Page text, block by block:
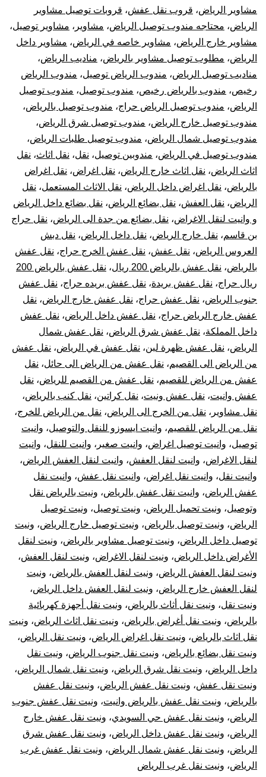
مشاوير الرياض، قروب نقل عفش، قروبات توصيل مشاوير
الرياض، محتاجه مندوب توصيل الرياض، مشاوير ، مشاوير توصيل،
مشاوير خارج الرياض، مشاوير خاصه في الرياض، مشاوير داخل
الرياض، مطلوب توصيل مشاوير بالرياض، مناديب الرياض،
مناديب توصيل الرياض، مندوب الرياض توصيل، مندوب الرياض
رخيص، مندوب بالرياض رخيص، مندوب توصيل، مندوب توصيل
الرياض، مندوب توصيل الرياض حراج، مندوب توصيل بالرياض،
مندوب توصيل خارج الرياض، مندوب توصيل شرق الرياض،
مندوب توصيل شمال الرياض، مندوب توصيل طلبات الرياض،
مندوب توصيل في الرياض، مندوبين توصيل، نقل، نقل اثاث، نقل
اثاث الرياض، نقل اثاث خارج الرياض، نقل اغراض، نقل اغراض
بالرياض، نقل اغراض داخل الرياض، نقل الاثاث المستعمل، نقل
الرياض، نقل العفش، نقل بضائع الرياض، نقل بضائع داخل الرياض
و وانيت لنقل الاغراض، نقل بضائع من جدة الى الرياض، نقل حراج
بن قاسم، نقل خارج الرياض، نقل داخل الرياض، نقل دبش
العروس الرياض، نقل عفش، نقل عفش الخرج حراج، نقل عفش
بالرياض، نقل عفش بالرياض 200 ريال ،
نقل عفش بالرياض 200
ريال حراج، نقل عفش بريدة، نقل عفش بريده حراج، نقل عفش
جنوب الرياض، نقل عفش حراج، نقل عفش خارج الرياض، نقل
عفش خارج الرياض حراج، نقل عفش داخل الرياض، نقل عفش
داخل المملكة، نقل عفش شرق الرياض، نقل عفش شمال
الرياض، نقل عفش ظهرة لبن، نقل عفش في الرياض، نقل عفش
من الرياض الى القصيم، نقل عفش من الرياض الى حائل، نقل
عفش من الرياض للقصيم، نقل عفش من القصيم للرياض، نقل
عفش وانيت، نقل عفش ونيت، نقل كراتين، نقل كنب بالرياض،
نقل مشاوير ، نقل من الخرج الى الرياض، نقل من الرياض للخرج،
نقل من الرياض للقصيم، وانيت ايسوزو للنقل والتوصيل، وانيت
توصيل، وانيت توصيل اغراض، وانيت صغير ، وانيت للنقل، وانيت
لنقل الاغراض، وانيت لنقل العفش، وانيت لنقل العفش الرياض،
وانيت نقل، وانيت نقل اغراض، وانيت نقل عفش، وانيت نقل
عفش الرياض، وانيت نقل عفش بالرياض، ونيت بالرياض نقل
وتوصيل، ونيت تحميل الرياض، ونيت توصيل، ونيت توصيل
الرياض، ونيت توصيل بالرياض، ونيت توصيل خارج الرياض، ونيت
توصيل داخل الرياض، ونيت توصيل مشاوير بالرياض، ونيت لنقل
الأغراض داخل الرياض، ونيت لنقل الاغراض، ونيت لنقل العفش،
ونيت لنقل العفش الرياض، ونيت لنقل العفش بالرياض، ونيت
لنقل العفش خارج الرياض، ونيت لنقل العفش داخل الرياض،
ونيت نقل، ونيت نقل أثاث بالرياض، ونيت نقل أجهزة كهربائية
بالرياض، ونيت نقل أغراض بالرياض، ونيت نقل اثاث الرياض، ونيت
نقل اثاث بالرياض، ونيت نقل اغراض الرياض، ونيت نقل الرياض،
ونيت نقل بضائع بالرياض، ونيت نقل جنوب الرياض، ونيت نقل
داخل الرياض، ونيت نقل شرق الرياض، ونيت نقل شمال الرياض،
ونيت نقل عفش، ونيت نقل عفش الرياض، ونيت نقل عفش
بالرياض، ونيت نقل عفش بالرياض وانيت، ونيت نقل عفش جنوب
الرياض، ونيت نقل عفش حي السويدي، ونيت نقل عفش خارج
الرياض، ونيت نقل عفش داخل الرياض، ونيت نقل عفش شرق
الرياض، ونيت نقل عفش شمال الرياض، ونيت نقل عفش غرب
الرياض، ونيت نقل غرب الرياض